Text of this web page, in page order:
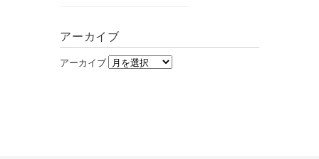
アーカイブ
アーカイブ